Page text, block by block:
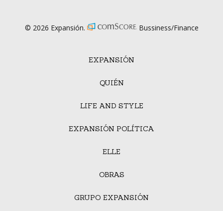
EXPANSIÓN
QUIÉN
LIFE AND STYLE
EXPANSIÓN POLÍTICA
ELLE
OBRAS
GRUPO EXPANSIÓN
© 2026 Expansión. Bussiness/Finance